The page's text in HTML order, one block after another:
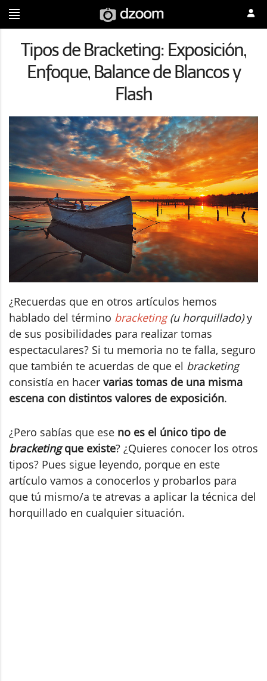
Tipos de Bracketing: Exposición,
Enfoque, Balance de Blancos y
Flash
¿Recuerdas que en otros artículos hemos
hablado del término bracketing(u horquillado)y
de sus posibilidades para realizar tomas
espectaculares? Si tu memoria no te falla, seguro
que también te acuerdas de que el bracketing
consistía en hacer varias tomas de una misma
escena con distintos valores de exposición.
¿Pero sabías que ese no es el único tipo de
bracketingque existe? ¿Quieres conocer los otros
tipos? Pues sigue leyendo, porque en este
artículo vamos a conocerlos y probarlos para
que tú mismo/a te atrevas a aplicar la técnica del
horquillado en cualquier situación.